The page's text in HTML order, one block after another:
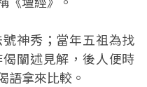
神秀；當年五祖為找
闡述見解，後人便時
語拿來比較。